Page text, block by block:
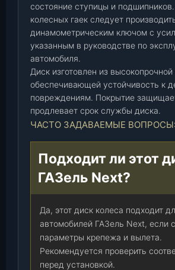
0
-
7
0
(
3
3
0
0
состояние ступицы и
колесных гаек следует
динамометрическим ключом с
указанным в руководстве по
автомобиля.
Диск изготовлен из высокопрочной
обеспечивающей устойчивость к
повреждениям. Покрытие
продлевает срок службы диска.
ЧАСТО ЗАДАВАЕМЫЕ ВОПРОСЫ:
Подходит ли этот
ГАЗель Next?
Да, этот диск колеса подходит
автомобилей ГАЗель Next, если
параметры крепежа и вылета.
Рекомендуется проверить
перед установкой.